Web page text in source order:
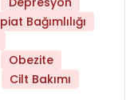
Bağımlılığı
Obezite
Cilt Bakımı